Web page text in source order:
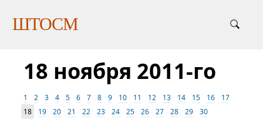
ШТОСМ
18 ноября 2011-го
1 2 3 4 5 6 7 8 9 10 11 12 13 14 15 16
17
18
19 20 21 22 23 24 25 26 27 28 29 30